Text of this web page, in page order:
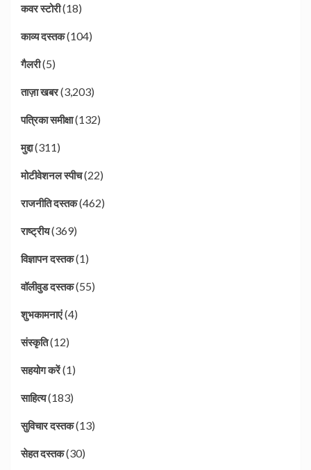
कवर स्टोरी(18)
काव्य दस्तक(104)
गैलरी(5)
ताज़ा खबर(3,203)
पत्रिका समीक्षा(132)
मुद्दा(311)
मोटीवेशनल स्पीच(22)
राजनीति दस्तक(462)
राष्ट्रीय(369)
विज्ञापन दस्तक(1)
वॉलीवुड दस्तक(55)
शुभकामनाएं(4)
संस्कृति(12)
सहयोग करें(1)
साहित्य(183)
सुविचार दस्तक(13)
सेहत दस्तक(30)